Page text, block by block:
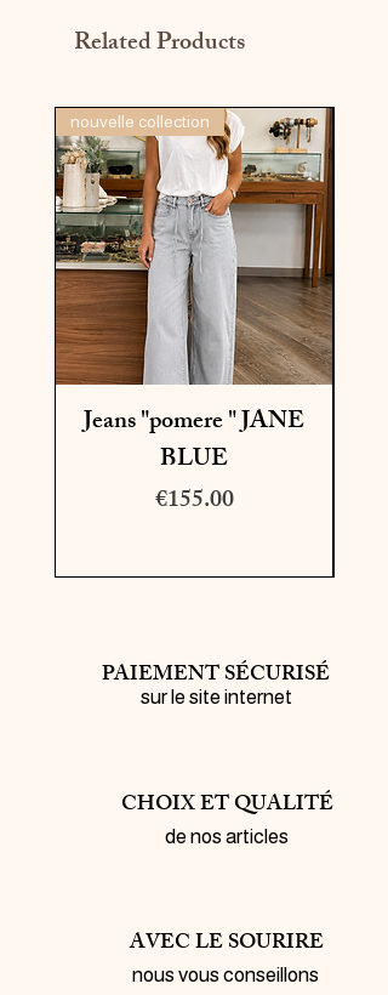
Related Products
nouvelle collection
Jeans "pomere " JANE
BLUE
Price
€155.00
PAIEMENT SÉCURISÉ
sur le site internet
CHOIX ET QUALITÉ
de nos articles
AVEC LE SOURIRE
nous vous conseillons